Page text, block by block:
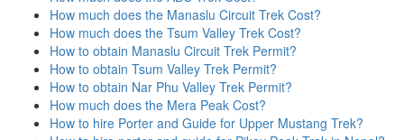
How much does the Manaslu Circuit Trek Cost?
How much does the Tsum Valley Trek Cost?
How to obtain Manaslu Circuit Trek Permit?
How to obtain Tsum Valley Trek Permit?
How to obtain Nar Phu Valley Trek Permit?
How much does the Mera Peak Cost?
How to hire Porter and Guide for Upper Mustang Trek?